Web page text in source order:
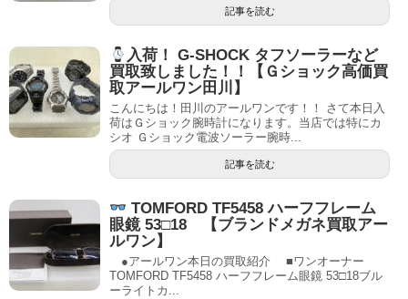
記事を読む
入荷！ G-SHOCK タフソーラーなど
買取致しました！！【Ｇショック高価買
取アールワン田川】
こんにちは！田川のアールワンです！！ さて本日入
荷はＧショック腕時計になります。当店では特にカ
シオ Ｇショック電波ソーラー腕時...
記事を読む
TOMFORD TF5458 ハーフフレーム
眼鏡 53□18 【ブランドメガネ買取アー
ルワン】
●アールワン本日の買取紹介 ■ワンオーナー
TOMFORD TF5458 ハーフフレーム眼鏡 53□18ブル
ーライトカ...